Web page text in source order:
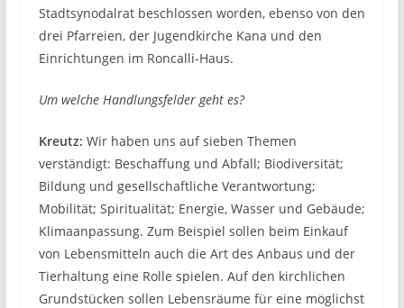
Stadtsynodalrat beschlossen worden, ebenso von den
drei Pfarreien, der Jugendkirche Kana und den
Einrichtungen im Roncalli-Haus.
Um welche Handlungsfelder geht es?
Kreutz: Wir haben uns auf sieben Themen
verständigt: Beschaffung und Abfall; Biodiversität;
Bildung und gesellschaftliche Verantwortung;
Mobilität; Spiritualität; Energie, Wasser und Gebäude;
Klimaanpassung. Zum Beispiel sollen beim Einkauf
von Lebensmitteln auch die Art des Anbaus und der
Tierhaltung eine Rolle spielen. Auf den kirchlichen
Grundstücken sollen Lebensräume für eine möglichst